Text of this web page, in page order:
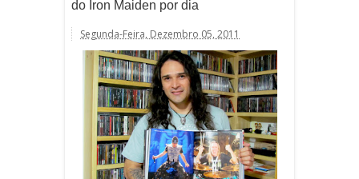
do Iron Maiden por dia
Segunda-Feira, Dezembro 05, 2011